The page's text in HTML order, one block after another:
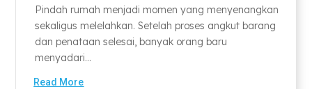
Pindah rumah menjadi momen yang menyenangkan
sekaligus melelahkan. Setelah proses angkut barang
dan penataan selesai, banyak orang baru
menyadari...
Read More